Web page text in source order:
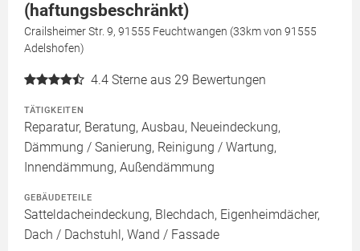
(haftungsbeschränkt)
Crailsheimer Str. 9, 91555 Feuchtwangen (33km von 91555
Adelshofen)
4.4 Sterne aus 29 Bewertungen
TÄTIGKEITEN
Reparatur, Beratung, Ausbau, Neueindeckung,
Dämmung / Sanierung, Reinigung / Wartung,
Innendämmung, Außendämmung
GEBÄUDETEILE
Satteldacheindeckung, Blechdach, Eigenheimdächer,
Dach / Dachstuhl, Wand / Fassade